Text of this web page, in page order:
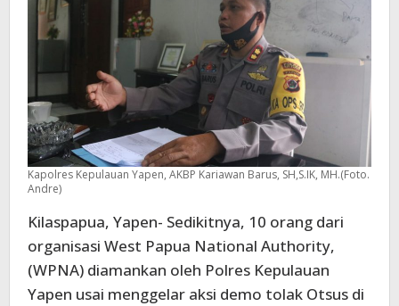
Kapolres Kepulauan Yapen, AKBP Kariawan Barus, SH,S.IK, MH.(Foto.
Andre)
Kilaspapua, Yapen- Sedikitnya, 10 orang dari
organisasi West Papua National Authority,
(WPNA) diamankan oleh Polres Kepulauan
Yapen usai menggelar aksi demo tolak Otsus di